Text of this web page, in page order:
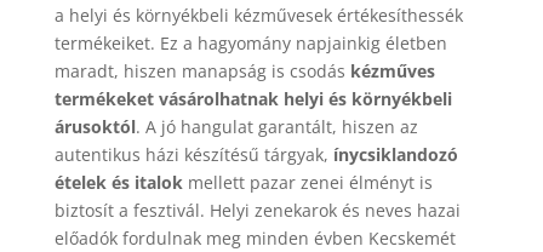
a helyi és környékbeli kézművesek értékesíthessék
termékeiket. Ez a hagyomány napjainkig életben
maradt, hiszen manapság is csodás kézműves
termékeket vásárolhatnak helyi és környékbeli
árusoktól. A jó hangulat garantált, hiszen az
autentikus házi készítésű tárgyak, ínycsiklandozó
ételek és italok mellett pazar zenei élményt is
biztosít a fesztivál. Helyi zenekarok és neves hazai
előadók fordulnak meg minden évben Kecskemét